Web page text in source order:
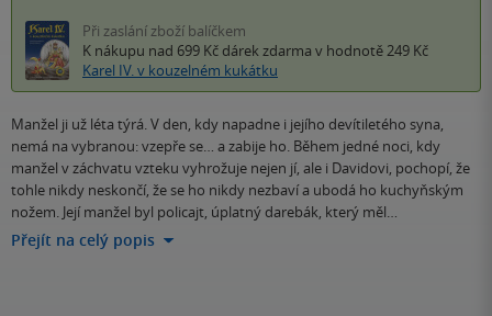
Při zaslání zboží balíčkem
K nákupu nad 699 Kč dárek zdarma v hodnotě 249 Kč
Karel IV. v kouzelném kukátku
Manžel ji už léta týrá. V den, kdy napadne i jejího devítiletého syna,
nemá na vybranou: vzepře se… a zabije ho. Během jedné noci, kdy
manžel v záchvatu vzteku vyhrožuje nejen jí, ale i Davidovi, pochopí, že
tohle nikdy neskončí, že se ho nikdy nezbaví a ubodá ho kuchyňským
nožem. Její manžel byl policajt, úplatný darebák, který měl…
Přejít na celý popis